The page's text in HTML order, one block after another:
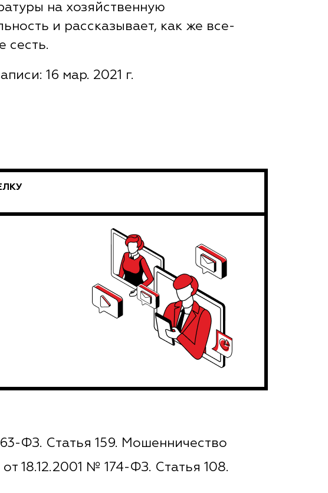
на хозяйственную
и рассказывает, как же все-
сесть.
16 мар. 2021 г.
ФЗ. Статья 159. Мошенничество
18.12.2001 № 174-ФЗ. Статья 108.